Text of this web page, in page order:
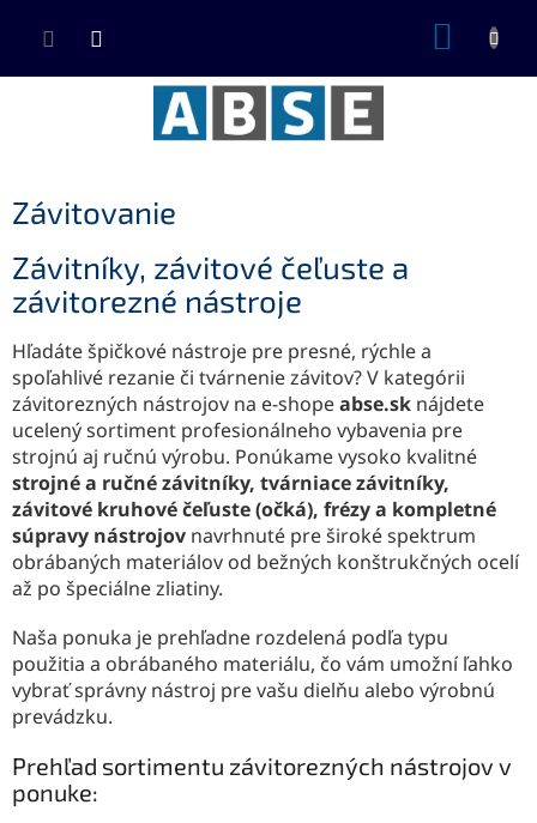
Závitovanie
Závitníky, závitové čeľuste a
závitorezné nástroje
Hľadáte špičkové nástroje pre presné, rýchle a
spoľahlivé rezanie či tvárnenie závitov? V kategórii
závitorezných nástrojov na e-shopeabse.sk nájdete
ucelený sortiment profesionálneho vybavenia pre
strojnú aj ručnú výrobu. Ponúkame vysoko kvalitné
strojné a ručné závitníky, tvárniace závitníky,
závitové kruhové čeľuste (očká), frézy a kompletné
súpravy nástrojov navrhnuté pre široké spektrum
obrábaných materiálov od bežných konštrukčných ocelí
až po špeciálne zliatiny.
Naša ponuka je prehľadne rozdelená podľa typu
použitia a obrábaného materiálu, čo vám umožní ľahko
vybrať správny nástroj pre vašu dielňu alebo výrobnú
prevádzku.
Prehľad sortimentu závitorezných nástrojov v
ponuke: